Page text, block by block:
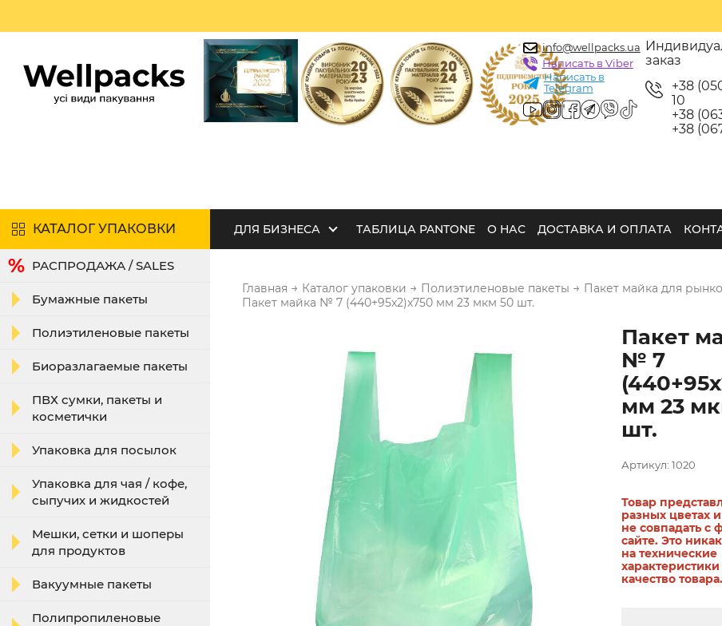
info@wellpacks.ua
Написать в Viber
Написать в
Telegram
заказ
+38
10
+38
+38
КАТАЛОГ УПАКОВКИ ДЛЯ БИЗНЕСА ТАБЛИЦА PANTONE О НАС ДОСТАВКА И ОПЛАТА
РАСПРОДАЖА / SALES
Бумажные пакеты
Полиэтиленовые пакеты
Биоразлагаемые пакеты
ПВХ сумки, пакеты и
косметички
Упаковка для посылок
Упаковка для чая / кофе,
сыпучих и жидкостей
Мешки, сетки и шоперы
для продуктов
Вакуумные пакеты
Полипропиленовые
Главная → Каталог упаковки → Полиэтиленовые пакеты → Пакет майка для
Пакет майка № 7 (440+95х2)х750 мм 23 мкм 50 шт.
Пакет
№ 7
мм 23
шт.
Артикул: 1020
Товар
разных цветах
не совпадать с
сайте. Это
на технические
качество товара.